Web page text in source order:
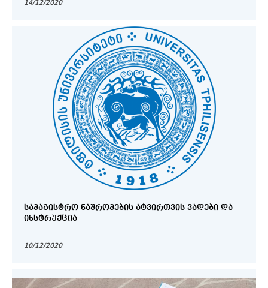
14/12/2020
ᲡᲐᲛᲐᲒᲘᲡᲢᲠᲝ ᲜᲐᲨᲠᲝᲛᲔᲑᲘᲡ ᲐᲢᲕᲘᲠᲗᲕᲘᲡ ᲕᲐᲓᲔᲑᲘ ᲓᲐ
ᲘᲜᲡᲢᲠᲣᲥᲪᲘᲐ
10/12/2020